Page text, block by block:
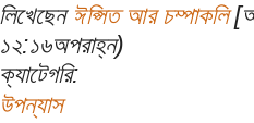
লিখেছেন ঈপ্সিত আর চম্পাকলি
১২:১৬অপরাহ্ন)
ক্যাটেগরি:
উপন্যাস